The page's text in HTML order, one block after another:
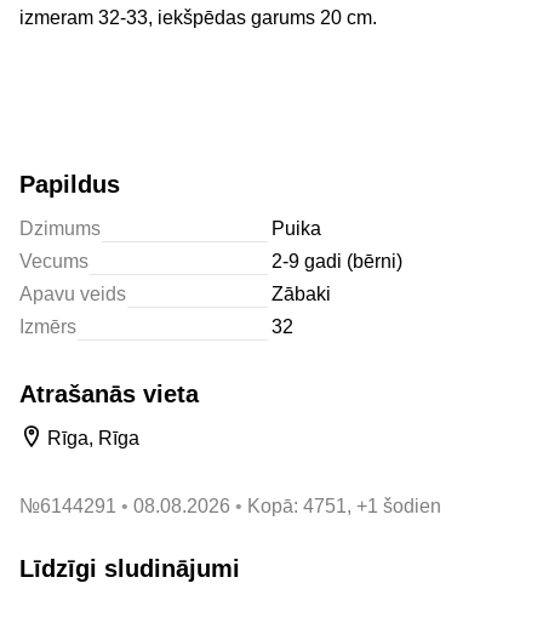
izmeram 32-33, iekšpēdas garums 20 cm.
Papildus
Dzimums
Puika
Vecums
2-9 gadi (bērni)
Apavu veids
Zābaki
Izmērs
32
Atrašanās vieta
Rīga, Rīga
№6144291 08.08.2026 Kopā: 4751, +1 šodien
Līdzīgi sludinājumi